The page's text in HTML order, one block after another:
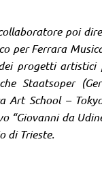
poi
per Ferrara
progetti artistici
Staatsoper
Art School –
“Giovanni da
di Trieste.